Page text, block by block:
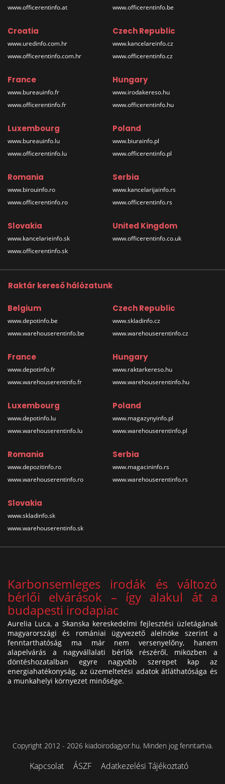
www.officerentinfo.at
www.officerentinfo.be
Croatia
www.uredinfo.com.hr
www.officerentinfo.com.hr
Czech Republic
www.kancelareinfo.cz
www.officerentinfo.cz
France
www.bureauinfo.fr
www.officerentinfo.fr
Hungary
www.irodakereso.hu
www.officerentinfo.hu
Luxembourg
www.bureauinfo.lu
www.officerentinfo.lu
Poland
www.biurainfo.pl
www.officerentinfo.pl
Romania
www.birouinfo.ro
www.officerentinfo.ro
Serbia
www.kancelarijainfo.rs
www.officerentinfo.rs
Slovakia
www.kancelarieinfo.sk
www.officerentinfo.sk
United Kingdom
www.officerentinfo.co.uk
Raktár kereső hálózatunk
Belgium
www.depotinfo.be
www.warehouserentinfo.be
Czech Republic
www.skladinfo.cz
www.warehouserentinfo.cz
France
www.depotinfo.fr
www.warehouserentinfo.fr
Hungary
www.raktarkereso.hu
www.warehouserentinfo.hu
Luxembourg
www.depotinfo.lu
www.warehouserentinfo.lu
Poland
www.magazynyinfo.pl
www.warehouserentinfo.pl
Romania
www.depozitinfo.ro
www.warehouserentinfo.ro
Serbia
www.magacininfo.rs
www.warehouserentinfo.rs
Slovakia
www.skladinfo.sk
www.warehouserentinfo.sk
Karbonsemleges irodák és változó
bérlői elvárások – így alakul át a
budapesti irodapiac
Aurelia Luca, a Skanska kereskedelmi fejlesztési üzletágának
magyarországi és romániai ügyvezető alelnöke szerint a
fenntarthatóság ma már nem versenyelőny, hanem
alapelvárás a nagyvállalati bérlők részéről, miközben a
döntéshozatalban egyre nagyobb szerepet kap az
energiahatékonyság, az üzemeltetési adatok átláthatósága és
a munkahelyi környezet minősége.
Copyright 2012 - 2026 kiadoirodagyor.hu. Minden jog fenntartva.
Kapcsolat ÁSZF Adatkezelési Tájékoztató